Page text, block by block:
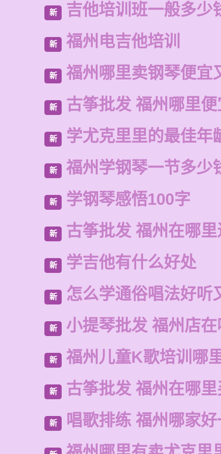
新 吉他培训班一般多少
新 福州电吉他培训
新 福州哪里卖钢琴便宜
新 古筝批发 福州哪里
新 学尤克里里的最佳年
新 福州学钢琴一节多少
新 学钢琴感悟100字
新 古筝批发 福州在哪
新 学吉他有什么好处
新 怎么学通俗唱法好听
新 小提琴批发 福州店
新 福州儿童K歌培训哪
新 古筝批发 福州在哪
新 唱歌排练 福州哪家